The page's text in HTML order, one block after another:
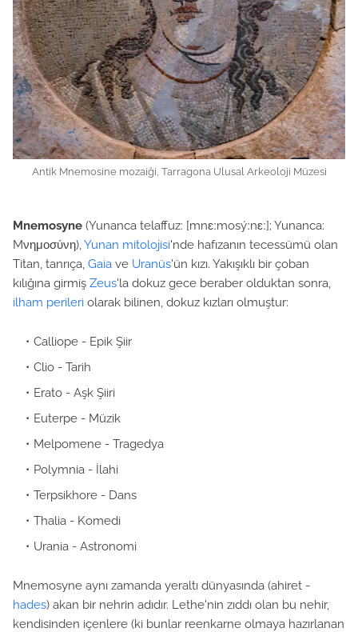
Antik Mnemosine mozaiği, Tarragona Ulusal Arkeoloji Müzesi
Mnemosyne (Yunanca telaffuz: [mnɛːmosýːnɛː]; Yunanca:
Mνημοσύνη),Yunan mitolojisi'nde hafızanın tecessümü olan
Titan, tanrıça, Gaia ve Uranüs'ün kızı. Yakışıklı bir çoban
kılığına girmiş Zeus'la dokuz gece beraber olduktan sonra,
ilham perileri olarak bilinen, dokuz kızları olmuştur:
Calliope - Epik Şiir
Clio - Tarih
Erato - Aşk Şiiri
Euterpe - Müzik
Melpomene - Tragedya
Polymnia - İlahi
Terpsikhore - Dans
Thalia - Komedi
Urania - Astronomi
Mnemosyne aynı zamanda yeraltı dünyasında (ahiret -
hades) akan bir nehrin adıdır. Lethe'nin zıddı olan bu nehir,
kendisinden içenlere (ki bunlar reenkarne olmaya hazırlanan